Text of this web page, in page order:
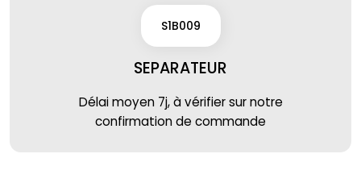
S1B009
SEPARATEUR
Délai moyen 7j, à vérifier sur notre
confirmation de commande